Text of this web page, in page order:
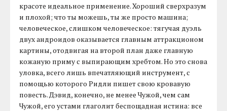
красоте идеальное применение. Хороший сверхразум
и плохой; что ты можешь, ты же просто машина;
человеческое, слишком человеческое: тягучая дуэль
двух андроидов оказывается главным аттракционом
картины, отодвигая на второй план даже главную
кожаную приму с выпирающим хребтом. Но это снова
уловка, всего лишь впечатляющий инструмент, с
помощью которого Ридли пишет свою кровавую
повесть. Дэвид, конечно, не менее Чужой, чем сам
Чужой, его устами глаголит беспощадная истина: все